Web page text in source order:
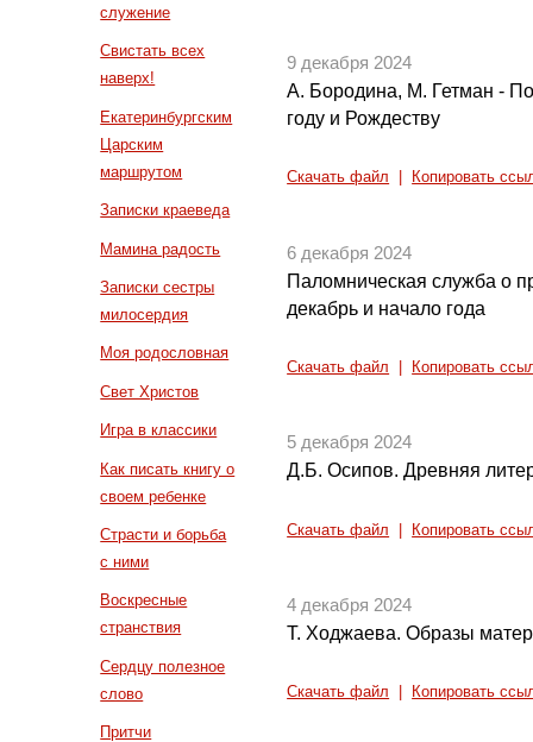
служение
Свистать всех
наверх!
Екатеринбургским
Царским
маршрутом
Записки краеведа
Мамина радость
Записки сестры
милосердия
Моя родословная
Свет Христов
Игра в классики
Как писать книгу о
своем ребенке
Страсти и борьба
с ними
Воскресные
странствия
Сердцу полезное
слово
Притчи
9 декабря 2024
А. Бородина, М. Гетман -
году и Рождеству
Скачать файл Копировать
6 декабря 2024
Паломническая служба о
декабрь и начало года
Скачать файл Копировать
5 декабря 2024
Д.Б. Осипов. Древняя
Скачать файл Копировать
4 декабря 2024
Т. Ходжаева. Образы
Скачать файл Копировать